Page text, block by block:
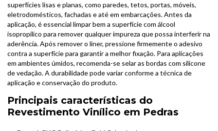
superfícies lisas e planas, como paredes, tetos, portas, móveis,
eletrodomésticos, fachadas e até em embarcações. Antes da
aplicação, é essencial limpar bem a superfície com álcool
isopropílico para remover qualquer impureza que possa interferir na
aderência. Após remover o liner, pressione firmemente o adesivo
contra a superfície para garantir a melhor fixação. Para aplicações
em ambientes úmidos, recomenda-se selar as bordas com silicone
de vedação. A durabilidade pode variar conforme a técnica de
aplicação e conservação do produto.
Principais características do
Revestimento Vinílico em Pedras